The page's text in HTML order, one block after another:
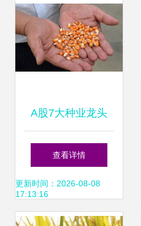
A股7大种业龙头
“种业振兴行动方
案”助力农业“芯”发
展
查看详情
更新时间：2026-08-08
17:13:16